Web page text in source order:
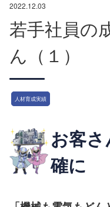
2022.12.03
若手社員の
ん（１）
人材育成実績
お客
確に